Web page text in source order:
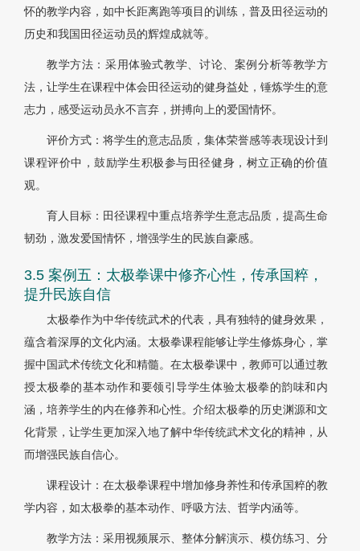
怀的教学内容，如中长距离跑等项目的训练，普及田径运动的
历史和我国田径运动员的辉煌成就等。
教学方法：采用体验式教学、讨论、案例分析等教学方
法，让学生在课程中体会田径运动的健身益处，锤炼学生的意
志力，感受运动员永不言弃，拼搏向上的爱国情怀。
评价方式：将学生的意志品质，集体荣誉感等表现设计到
课程评价中，鼓励学生积极参与田径健身，树立正确的价值
观。
育人目标：田径课程中重点培养学生意志品质，提高生命
韧劲，激发爱国情怀，增强学生的民族自豪感。
3.5 案例五：太极拳课中修齐心性，传承国粹，
提升民族自信
太极拳作为中华传统武术的代表，具有独特的健身效果，
蕴含着深厚的文化内涵。太极拳课程能够让学生修炼身心，掌
握中国武术传统文化和精髓。在太极拳课中，教师可以通过教
授太极拳的基本动作和要领引导学生体验太极拳的韵味和内
涵，培养学生的内在修养和心性。介绍太极拳的历史渊源和文
化背景，让学生更加深入地了解中华传统武术文化的精神，从
而增强民族自信心。
课程设计：在太极拳课程中增加修身养性和传承国粹的教
学内容，如太极拳的基本动作、呼吸方法、哲学内涵等。
教学方法：采用视频展示、整体分解演示、模仿练习、分